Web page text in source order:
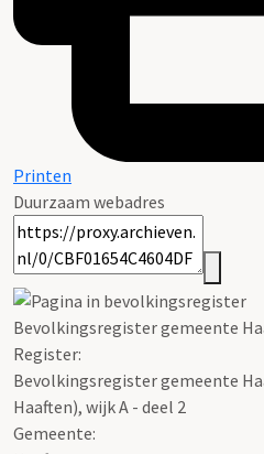
Printen
Duurzaam webadres
Bevolkingsregister gemeente
Register:
Bevolkingsregister gemeente
Haaften), wijk A - deel 2
Gemeente: